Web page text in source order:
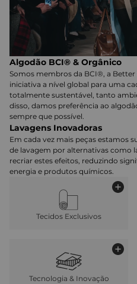
Algodão BCI® & Orgânico
Somos membros da BCI®, a
iniciativa a nível global para uma
totalmente sustentável, tanto
disso, damos preferência ao
sempre que possível.
Lavagens Inovadoras
Em cada vez mais peças estamos
de lavagem por alternativas como
recriar estes efeitos, reduzindo
energia e produtos químicos.
Tecidos Exclusivos
Tecnologia & Inovação